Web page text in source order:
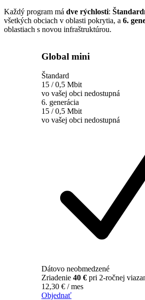
Každý program má dve rýchlosti:
všetkých obciach v oblasti pokrytia, a 6.
oblastiach s novou infraštruktúrou.
Global mini
Štandard
15 / 0,5 Mbit
vo vašej obci nedostupná
6. generácia
15 / 0,5 Mbit
vo vašej obci nedostupná
Dátovo neobmedzené
Zriadenie 40 € pri 2-ročnej
12,30 € / mes
Objednať